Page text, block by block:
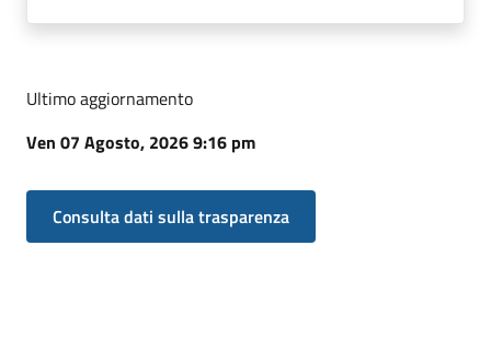
Ultimo aggiornamento
Ven 07 Agosto, 2026 9:16 pm
Consulta dati sulla trasparenza